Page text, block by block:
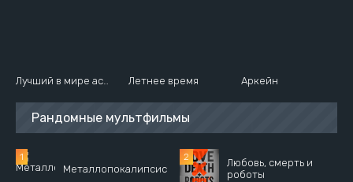
Лучший в мире ассасин, переродившийся в другом мире как аристократ Летнее время Аркейн
Рандомные мультфильмы
Металлопокалипсис
Любовь, смерть и
роботы